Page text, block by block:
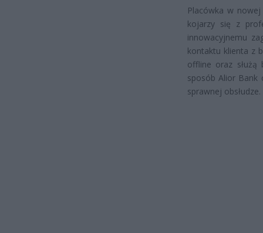
Placówka w
kojarzy się z
innowacyjnemu
kontaktu klienta z
offline oraz
sposób Alior Bank
sprawnej obsłudze.